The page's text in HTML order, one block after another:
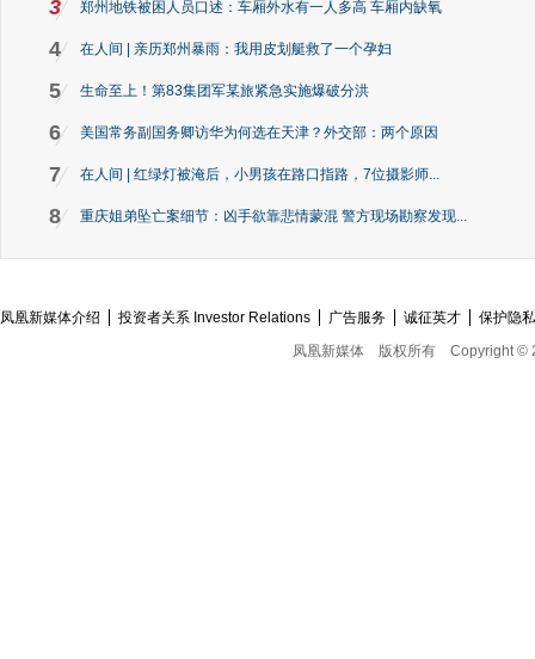
3 郑州地铁被困人员口述：车厢外水有一人多高 车厢内缺氧
4 在人间 | 亲历郑州暴雨：我用皮划艇救了一个孕妇
5 生命至上！第83集团军某旅紧急实施爆破分洪
6 美国常务副国务卿访华为何选在天津？外交部：两个原因
7 在人间 | 红绿灯被淹后，小男孩在路口指路，7位摄影师...
8 重庆姐弟坠亡案细节：凶手欲靠悲情蒙混 警方现场勘察发现...
凤凰新媒体介绍 投资者关系 Investor Relations 广告服务 诚征英才
保护隐
凤凰新媒体
版权所有 Copyright ©